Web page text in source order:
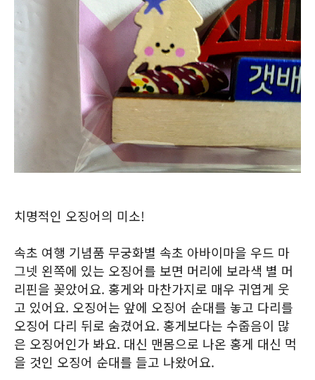
치명적인 오징어의 미소!
속초 여행 기념품 무궁화별 속초 아바이마을 우드 마
그넷 왼쪽에 있는 오징어를 보면 머리에 보라색 별 머
리핀을 꽂았어요. 홍게와 마찬가지로 매우 귀엽게 웃
고 있어요. 오징어는 앞에 오징어 순대를 놓고 다리를
오징어 다리 뒤로 숨겼어요. 홍게보다는 수줍음이 많
은 오징어인가 봐요. 대신 맨몸으로 나온 홍게 대신 먹
을 것인 오징어 순대를 들고 나왔어요.